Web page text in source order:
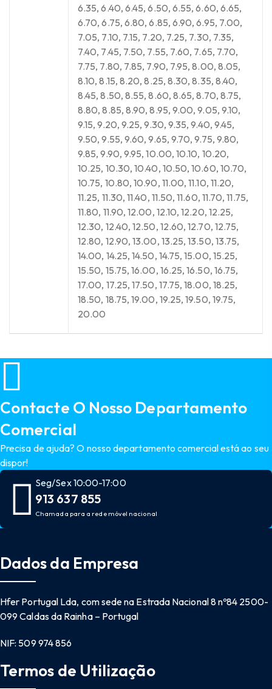
6.35, 6.40, 6.45, 6.50, 6.55, 6.60, 6.65,
6.70, 6.75, 6.80, 6.85, 6.90, 6.95, 7.00,
7.05, 7.10, 7.15, 7.20, 7.25, 7.30, 7.35,
7.40, 7.45, 7.50, 7.55, 7.60, 7.65, 7.70,
7.75, 7.80, 7.85, 7.90, 7.95, 8.00, 8.05,
8.10, 8.15, 8.20, 8.25, 8.30, 8.35, 8.40,
8.45, 8.50, 8.55, 8.60, 8.65, 8.70, 8.75,
8.80, 8.85, 8.90, 8.95, 9.00, 9.05, 9.10,
9.15, 9.20, 9.25, 9.30, 9.35, 9.40, 9.45,
9.50, 9.55, 9.60, 9.65, 9.70, 9.75, 9.80,
9.85, 9.90, 9.95, 10.00, 10.10, 10.20,
10.25, 10.30, 10.40, 10.50, 10.60, 10.70,
10.75, 10.80, 10.90, 11.00, 11.10, 11.20,
11.25, 11.30, 11.40, 11.50, 11.60, 11.70, 11.75,
11.80, 11.90, 12.00, 12.10, 12.20, 12.25,
12.30, 12.40, 12.50, 12.60, 12.70, 12.75,
12.80, 12.90, 13.00, 13.25, 13.50, 13.75,
14.00, 14.25, 14.50, 14.75, 15.00, 15.25,
15.50, 15.75, 16.00, 16.25, 16.50, 16.75,
17.00, 17.25, 17.50, 17.75, 18.00, 18.25,
18.50, 18.75, 19.00, 19.25, 19.50, 19.75,
20.00
Contacte O Nosso Departamento
Comercial
Precisa de ajuda? O nosso departamento comercial está ao seu
dispor!
Seg/Sex 10:00-17:00
913 637 855
Chamada para a rede móvel nacional
Dados da Empresa
Hfer Portugal Lda, com sede na Estrada Nacional 8 nº84 2500-
099 Caldas da Rainha – Portugal
NIF: 509 974 856
Termos de Utilização